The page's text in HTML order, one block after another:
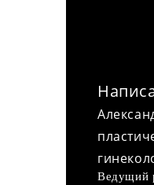
Ведущий